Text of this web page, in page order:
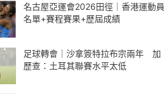
名古屋亞運會2026田徑｜香港運動員
名單+賽程賽果+歷屆成績
足球轉會｜沙拿簽特拉布宗兩年 加
歷查：土耳其聯賽水平太低